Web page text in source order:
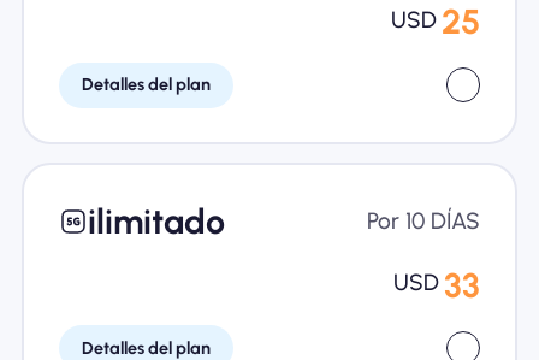
USD 25
Detalles del plan
ilimitado Por 10 DÍAS
USD 33
Detalles del plan